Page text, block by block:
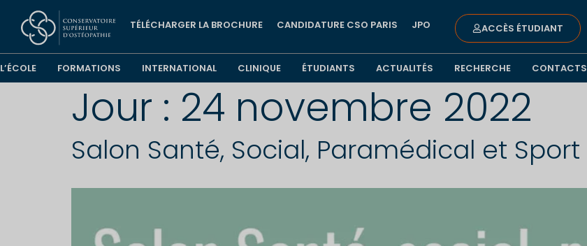
TÉLÉCHARGER LA BROCHURE CANDIDATURE CSO PARIS JPO ACCÈS ÉTUDIANT
L’ÉCOLE FORMATIONS INTERNATIONAL CLINIQUE ÉTUDIANTS ACTUALITÉS RECHERCHE CONTACTS
Jour : 24 novembre 2022
Salon Santé, Social, Paramédical et Sport